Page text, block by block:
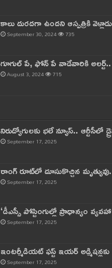
కాలు దురదగా ఉందని ఆస్పత్రికి
September 30, 2024 735
గూగుల్ పే, ఫోన్ పే వాడేవారికి
August 3, 2024 715
నిరుద్యోగులకు భలే న్యూస్.. ఆర్టీసీలో
September 17, 2025
రాంగ్ రూట్‌లో దూసుకొచ్చిన
September 17, 2025
‘డీఎస్సీ పోస్టింగుల్లో ప్రాధాన్యం
September 17, 2025
ఇంటర్మీడియట్ ఫస్ట్‌ ఇయర్‌
September 17, 2025